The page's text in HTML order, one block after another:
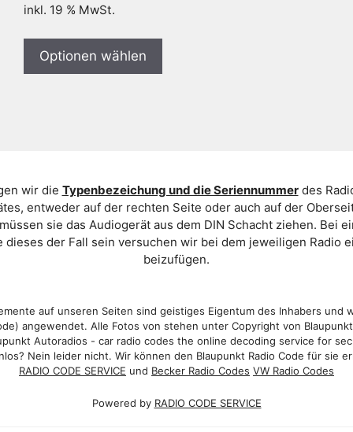
inkl. 19 % MwSt.
Optionen wählen
wir die Typenbezeichung und die Seriennummerdes
entweder auf der rechten Seite oder auch auf der
sie das Audiogerät aus dem DIN Schacht ziehen. Bei
der Fall sein versuchen wir bei dem jeweiligen Radio
beizufügen.
auf unseren Seiten sind geistiges Eigentum des Inhabers und
angewendet. Alle Fotos von stehen unter Copyright von
Autoradios - car radio codes the online decoding service for
Nein leider nicht. Wir können den Blaupunkt Radio Code für sie
RADIO CODE SERVICE und Becker Radio Codes VW Radio Codes
Powered by RADIO CODE SERVICE